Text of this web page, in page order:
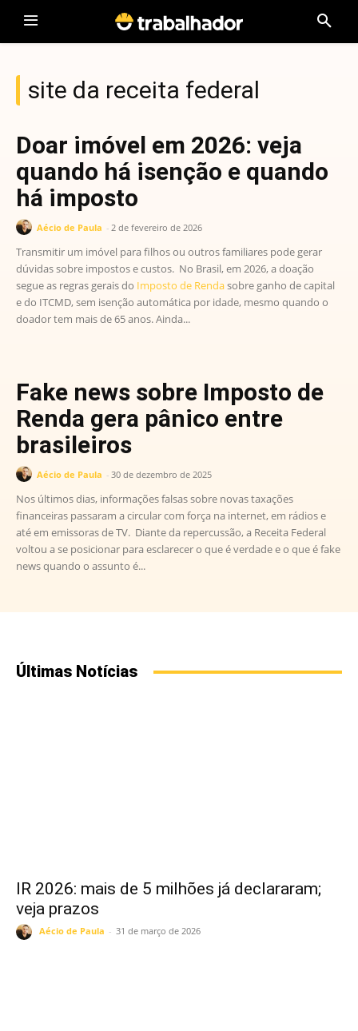
site da receita federal
Doar imóvel em 2026: veja
quando há isenção e quando
há imposto
Aécio de Paula - 2 de fevereiro de 2026
Transmitir um imóvel para filhos ou outros familiares pode gerar
dúvidas sobre impostos e custos. No Brasil, em 2026, a doação
segue as regras gerais do Imposto de Rendasobre ganho de capital
e do ITCMD, sem isenção automática por idade, mesmo quando o
doador tem mais de 65 anos. Ainda...
Fake news sobre Imposto de
Renda gera pânico entre
brasileiros
Aécio de Paula - 30 de dezembro de 2025
Nos últimos dias, informações falsas sobre novas taxações
financeiras passaram a circular com força na internet, em rádios e
até em emissoras de TV. Diante da repercussão, a Receita Federal
voltou a se posicionar para esclarecer o que é verdade e o que é fake
news quando o assunto é...
Últimas Notícias
IR 2026: mais de 5 milhões já declararam;
veja prazos
Aécio de Paula - 31 de março de 2026